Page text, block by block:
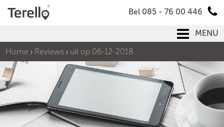
Bel 085 - 76 00 446
MENU
Home
Reviews uit op 06-12-2018